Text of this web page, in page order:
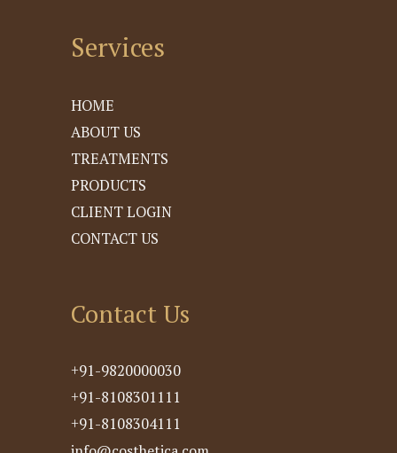
Services
HOME
ABOUT US
TREATMENTS
PRODUCTS
CLIENT LOGIN
CONTACT US
Contact Us
+91-9820000030
+91-8108301111
+91-8108304111